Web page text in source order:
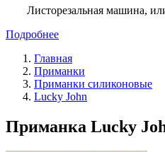
Листорезальная машина,
Подробнее
Главная
Приманки
Приманки силиконовые
Lucky John
Приманка Lucky